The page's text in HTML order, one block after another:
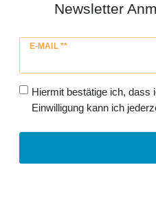
Newsletter
E-MAIL **
Newsletter
Hiermit bestätige ich, dass
Einwilligung kann ich